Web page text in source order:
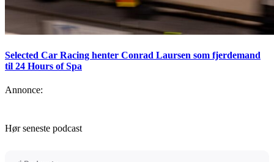
Selected Car Racing henter Conrad Laursen som fjerdemand
til 24 Hours of Spa
Annonce:
Hør seneste podcast